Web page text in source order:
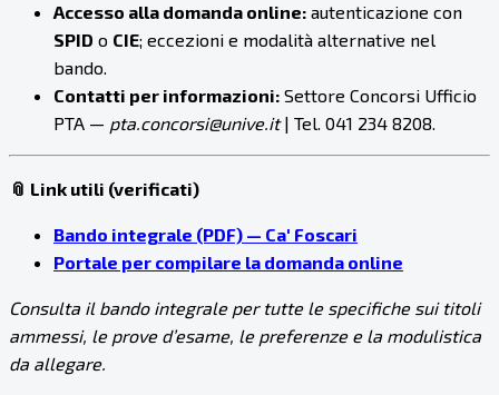
Accesso alla domanda online: autenticazione con
SPID o CIE; eccezioni e modalità alternative nel
bando.
Contatti per informazioni: Settore Concorsi Ufficio
PTA — pta.concorsi@unive.it| Tel. 041 234 8208.
📎 Link utili (verificati)
Bando integrale (PDF) — Ca' Foscari
Portale per compilare la domanda online
Consulta il bando integrale per tutte le specifiche sui titoli
ammessi, le prove d’esame, le preferenze e la modulistica
da allegare.